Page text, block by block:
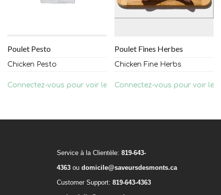
Poulet Pesto
Chicken Pesto
Connectez-vous pour voir les prix
Poulet Fines Herbes
Chicken Fine Herbs
Connectez-vous pour voir les
Service à la Clientèle: 819-643-
4363 ou domicile@saveursdesmonts.ca
Customer Support: 819-643-4363